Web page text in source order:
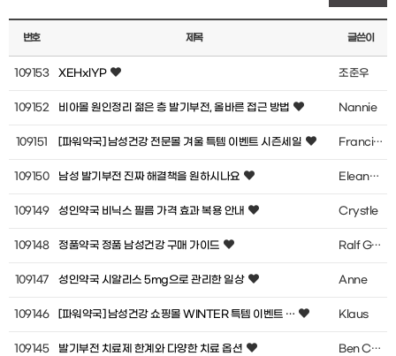
번호 제목 글쓴이
109153 XEHxlYP 조준우
109152 비아몰 원인정리 젊은 층 발기부전, 올바른 접근 방법 Nannie
109151 [파워약국] 남성건강 전문몰 겨울 특템 이벤트 시즌세일 Francisco
109150 남성 발기부전 진짜 해결책을 원하시나요 Eleanore Prieto
109149 성인약국 비닉스 필름 가격 효과 복용 안내 Crystle
109148 정품약국 정품 남성건강 구매 가이드 Ralf Gritton
109147 성인약국 시알리스 5mg으로 관리한 일상 Anne
109146 [파워약국] 남성건강 쇼핑몰 WINTER 특템 이벤트 … Klaus
109145 발기부전 치료제 한계와 다양한 치료 옵션 Ben Chance